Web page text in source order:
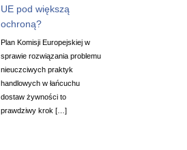
UE pod większą
ochroną?
Plan Komisji Europejskiej w
sprawie rozwiązania problemu
nieuczciwych praktyk
handlowych w łańcuchu
dostaw żywności to
prawdziwy krok […]